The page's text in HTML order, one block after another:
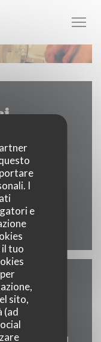
I
e
tuo
sito,
(ad
TOURS
una nuova
((apre una